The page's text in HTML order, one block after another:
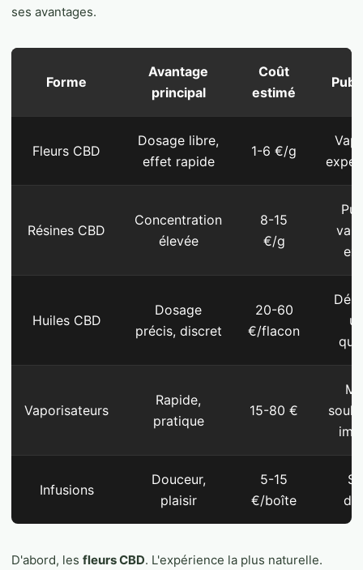
ses avantages.
Forme
Avantage
principal
Coût
estimé
Fleurs CBD
Dosage libre,
effet rapide
1-6 €/g
Résines CBD
Concentration
élevée
8-15
€/g
Huiles CBD
Dosage
précis, discret
20-60
€/flacon
Vaporisateurs
Rapide,
pratique
15-80 €
Infusions
Douceur,
plaisir
5-15
€/boîte
D'abord, les fleurs CBD. L'expérience la plus naturelle.